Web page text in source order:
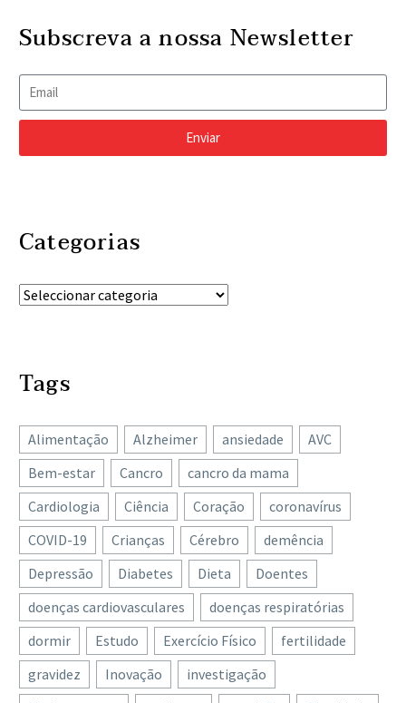
Subscreva a nossa Newsletter
Enviar
Categorias
Tags
Alimentação Alzheimer ansiedade
AVC
Bem-estar
Cancro
cancro da mama
Cardiologia
Ciência Coração
coronavírus
COVID-19
Crianças Cérebro
demência
Depressão
Diabetes Dieta
Doentes
doenças cardiovasculares
doenças respiratórias
dormir
Estudo Exercício Físico
fertilidade
gravidez
Inovação
investigação